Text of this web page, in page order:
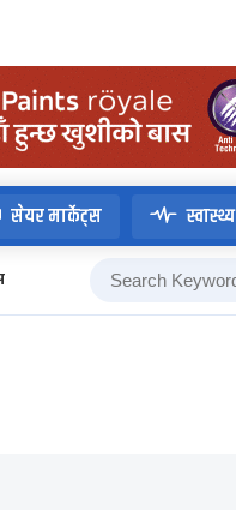
सेयर मार्केट्स स्वास्थ्य